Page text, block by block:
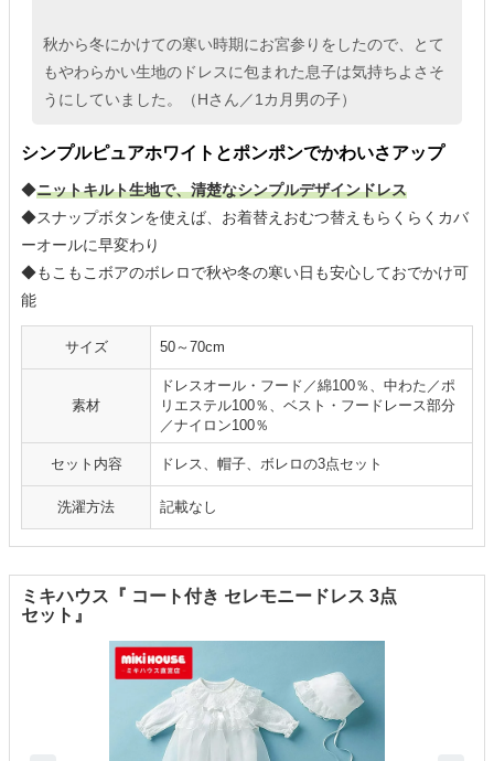
秋から冬にかけての寒い時期にお宮参りをしたので、とて
もやわらかい生地のドレスに包まれた息子は気持ちよさそ
うにしていました。（Hさん／1カ月男の子）
シンプルピュアホワイトとポンポンでかわいさアップ
◆ニットキルト生地で、清楚なシンプルデザインドレス
◆スナップボタンを使えば、お着替えおむつ替えもらくらくカバ
ーオールに早変わり
◆もこもこボアのボレロで秋や冬の寒い日も安心しておでかけ可
能
サイズ 50～70cm
素材
ドレスオール・フード／綿100％、中わた／ポ
リエステル100％、ベスト・フードレース部分
／ナイロン100％
セット内容 ドレス、帽子、ボレロの3点セット
洗濯方法 記載なし
ミキハウス『 コート付き セレモニードレス 3点
セット』